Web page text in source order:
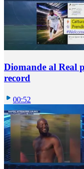
Diomande al Real
record
00:52